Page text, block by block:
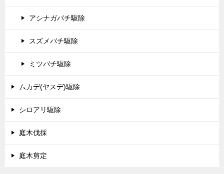
アシナガバチ駆除
スズメバチ駆除
ミツバチ駆除
ムカデ(ヤスデ)駆除
シロアリ駆除
庭木伐採
庭木剪定